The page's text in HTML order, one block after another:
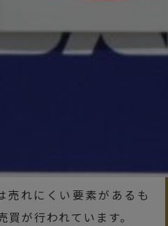
れにくい要素があるも
が行われています。